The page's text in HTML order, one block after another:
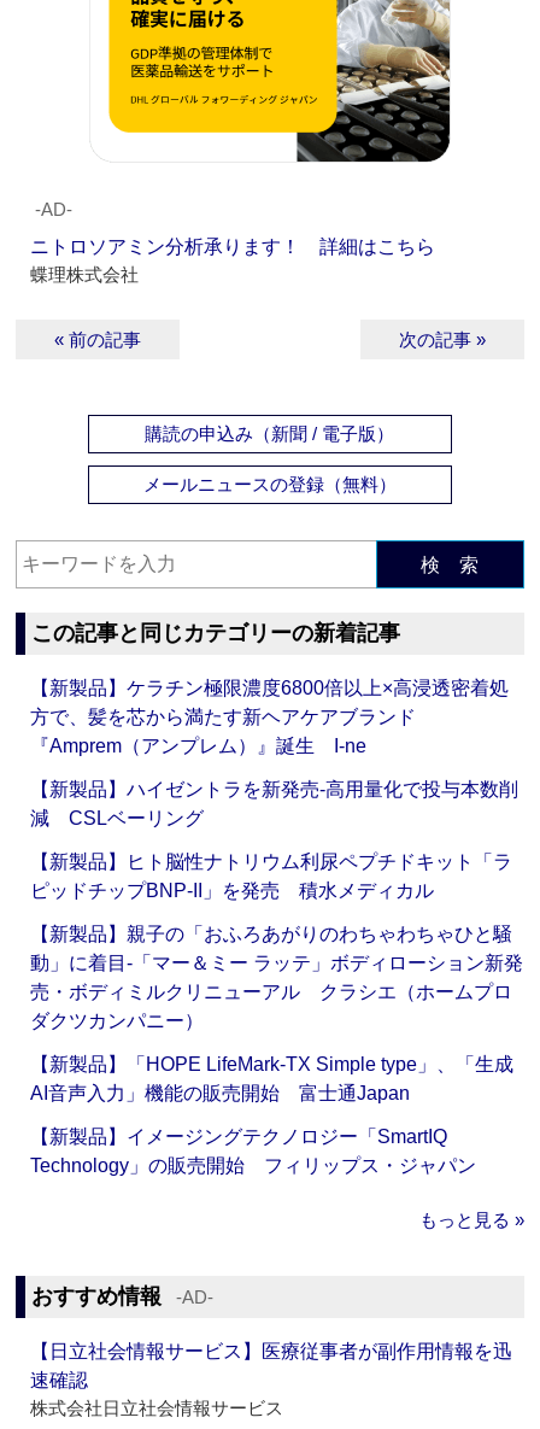
‐AD‐
ニトロソアミン分析承ります！ 詳細はこちら
蝶理株式会社
« 前の記事 次の記事 »
購読の申込み（新聞 / 電子版）
メールニュースの登録（無料）
検 索
この記事と同じカテゴリーの新着記事
【新製品】ケラチン極限濃度6800倍以上×高浸透密着処
方で、髪を芯から満たす新ヘアケアブランド
『Amprem（アンプレム）』誕生 I-ne
【新製品】ハイゼントラを新発売‐高用量化で投与本数削
減 CSLベーリング
【新製品】ヒト脳性ナトリウム利尿ペプチドキット「ラ
ピッドチップBNP-II」を発売 積水メディカル
【新製品】親子の「おふろあがりのわちゃわちゃひと騒
動」に着目‐「マー＆ミー ラッテ」ボディローション新発
売・ボディミルクリニューアル クラシエ（ホームプロ
ダクツカンパニー）
【新製品】「HOPE LifeMark-TX Simple type」、「生成
AI音声入力」機能の販売開始 富士通Japan
【新製品】イメージングテクノロジー「SmartIQ
Technology」の販売開始 フィリップス・ジャパン
もっと見る »
おすすめ情報 ‐AD‐
【日立社会情報サービス】医療従事者が副作用情報を迅
速確認
株式会社日立社会情報サービス